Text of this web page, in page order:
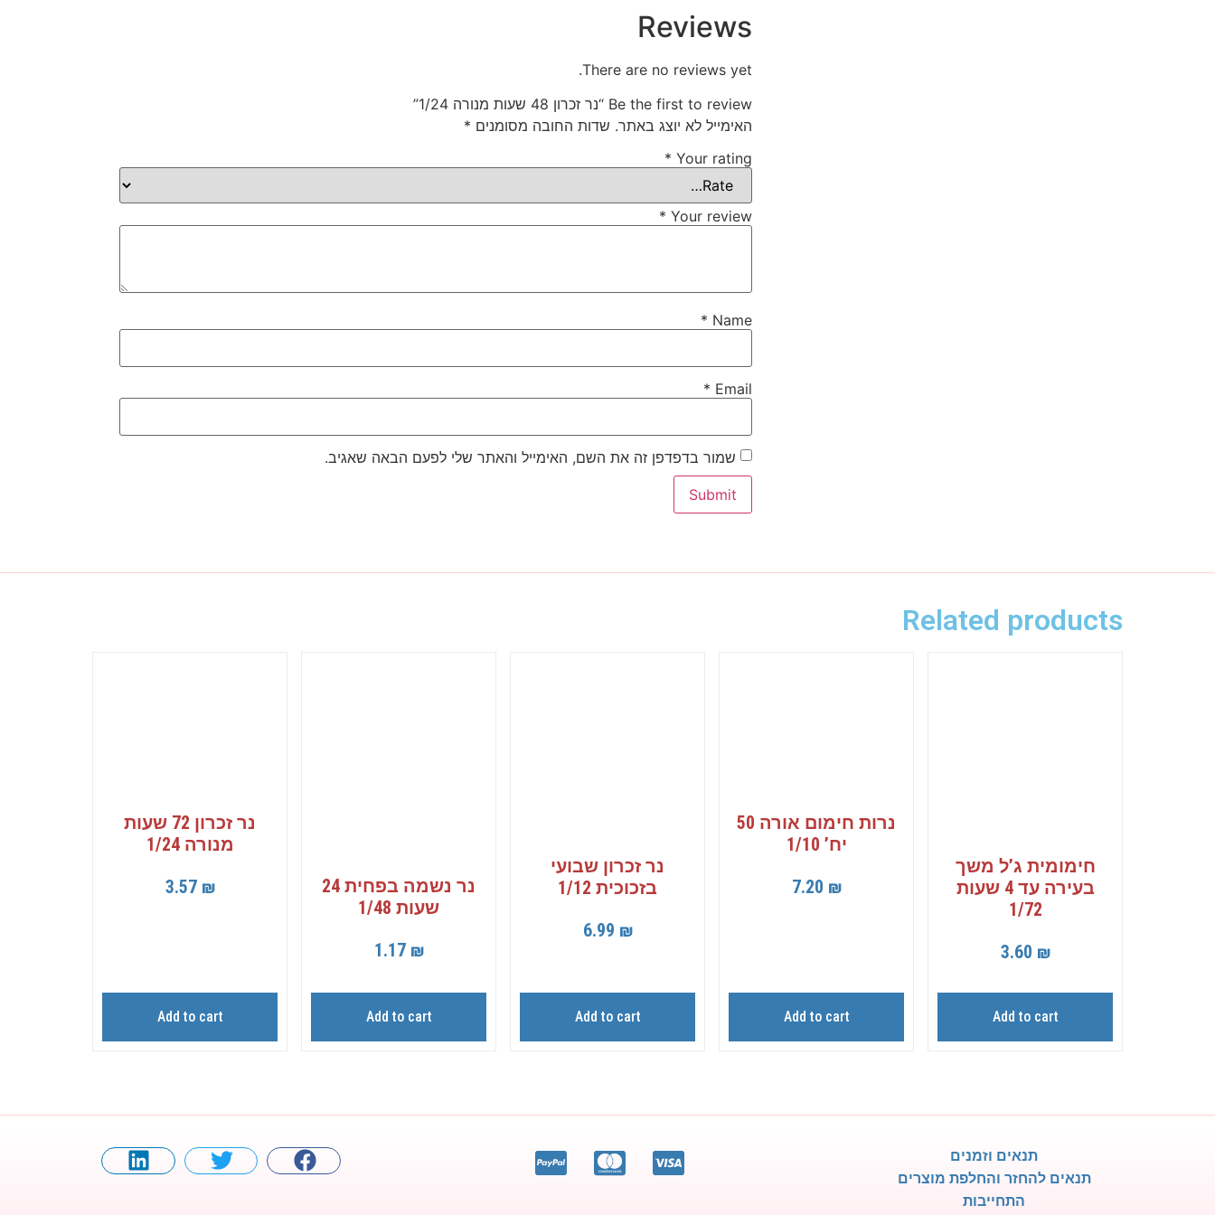
Reviews
There are no reviews yet.
Be the first to review “נר זכרון 48 שעות מנורה 1/24”
האימייל לא יוצג באתר. שדות החובה מסומנים *
Your rating
*
Your review
*
Name
*
Email
*
שמור בדפדפן זה את השם, האימייל והאתר שלי לפעם הבאה שאגיב.
Related products
חימומית ג’ל משך
בעירה עד 4 שעות
1/72
3.60 ₪
Add to cart
נרות חימום אורה 50
יח’ 1/10
7.20 ₪
Add to cart
נר זכרון שבועי
בזכוכית 1/12
6.99 ₪
Add to cart
נר נשמה בפחית 24
שעות 1/48
1.17 ₪
Add to cart
נר זכרון 72 שעות
מנורה 1/24
3.57 ₪
Add to cart
תנאים וזמנים
תנאים להחזר והחלפת מוצרים
התחייבות